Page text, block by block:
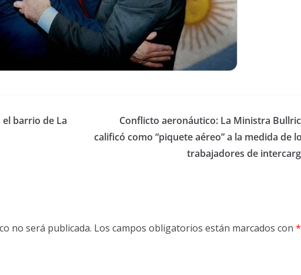
barrio de La
Conflicto aeronáutico: La Ministra
calificó como “piquete aéreo” a la medida de
trabajadores de
no será publicada. Los campos obligatorios están marcados con *